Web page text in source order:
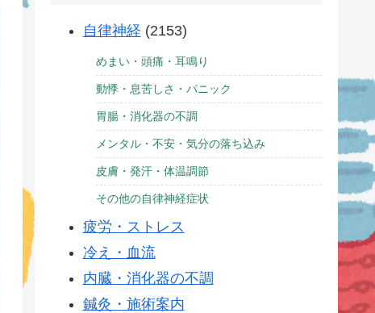
自律神経 (2153)
めまい・頭痛・耳鳴り
動悸・息苦しさ・パニック
胃腸・消化器の不調
メンタル・不安・気分の落ち込み
皮膚・発汗・体温調節
その他の自律神経症状
疲労・ストレス
冷え・血流
内臓・消化器の不調
鍼灸・施術案内